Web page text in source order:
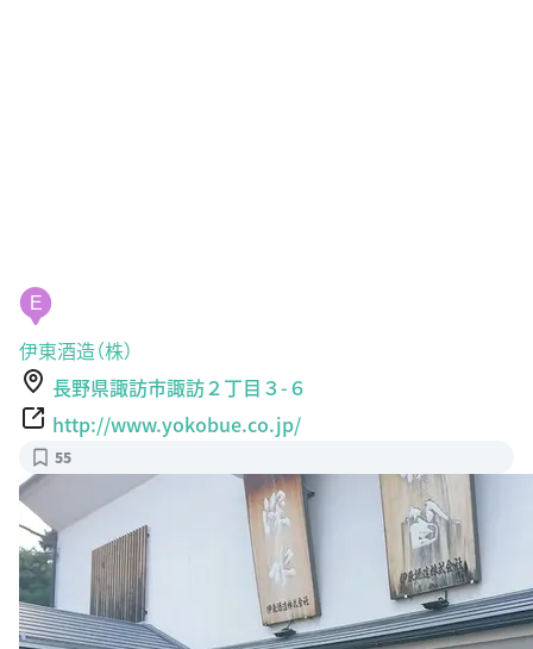
E
伊東酒造（株）
長野県諏訪市諏訪２丁目３-６
http://www.yokobue.co.jp/
55